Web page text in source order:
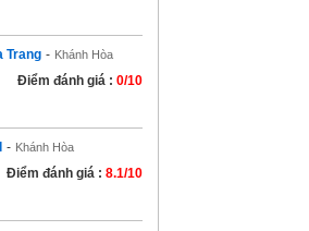
Trang - Khánh Hòa
Điểm đánh giá : 0/10
- Khánh Hòa
Điểm đánh giá : 8.1/10